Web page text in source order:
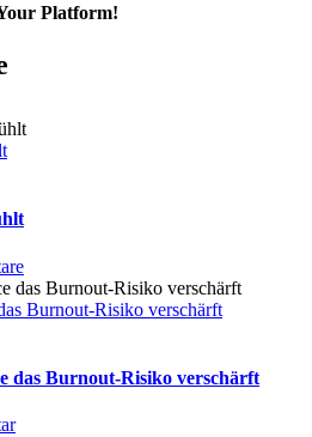
Platform!
Burnout-Risiko verschärft
das Burnout-Risiko verschärft